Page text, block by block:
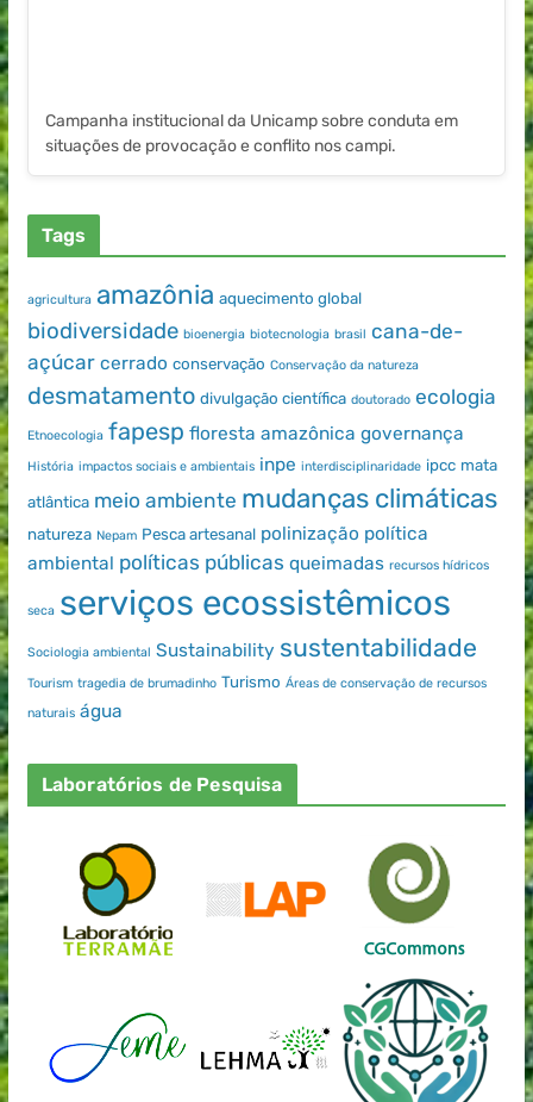
Campanha institucional da Unicamp sobre conduta em
situações de provocação e conflito nos campi.
Tags
agricultura amazônia aquecimento global
biodiversidade bioenergia biotecnologia brasil cana-de-
açúcar cerrado conservação Conservação da natureza
desmatamento divulgação científica doutorado ecologia
Etnoecologia fapesp floresta amazônica governança
História impactos sociais e ambientais inpe interdisciplinaridade ipcc mata
atlântica meio ambiente mudanças climáticas
natureza Nepam Pesca artesanal polinização política
ambiental políticas públicas queimadas recursos hídricos
seca serviços ecossistêmicos
Sociologia ambiental Sustainability sustentabilidade
Tourism tragedia de brumadinho Turismo Áreas de conservação de recursos
naturais água
Laboratórios de Pesquisa